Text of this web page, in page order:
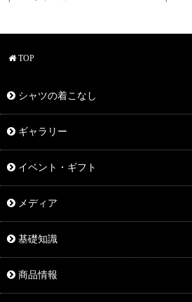
TOP
シャツの着こなし
ギャラリー
イベント・ギフト
メディア
基礎知識
商品情報